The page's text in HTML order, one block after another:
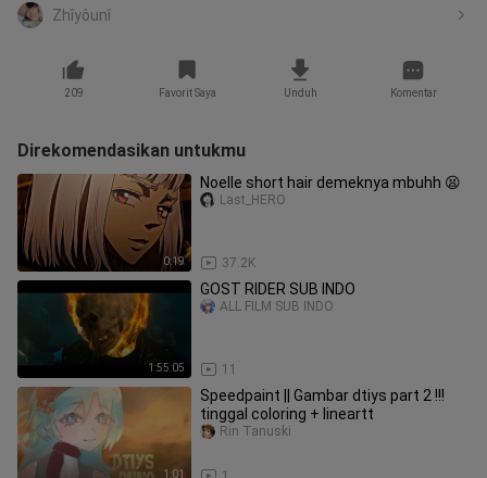
Zhîyôunî
209 Favorit Saya Unduh Komentar
Direkomendasikan untukmu
0:19
Noelle short hair demeknya mbuhh 😫
37.2K
Last_HERO
1:55:05
GOST RIDER SUB INDO
11
ALL FILM SUB INDO
1:01
Speedpaint || Gambar dtiys part 2 !!!
tinggal coloring + lineartt
Rin Tanuski